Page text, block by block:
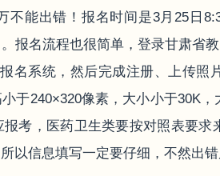
不能出错！报名时间是3月25日
报名流程也很简单，登录甘肃省
名系统，然后完成注册、上传照
于240×320像素，大小小于30K
考，医药卫生类要按对照表要求
以信息填写一定要仔细，不然出错